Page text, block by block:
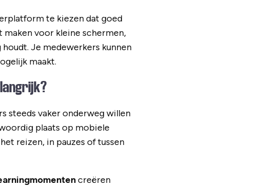
te kiezen dat goed
voor kleine schermen,
Je medewerkers kunnen
maakt.
steeds vaker onderweg willen
plaats op mobiele
reizen, in pauzes of tussen
creëren